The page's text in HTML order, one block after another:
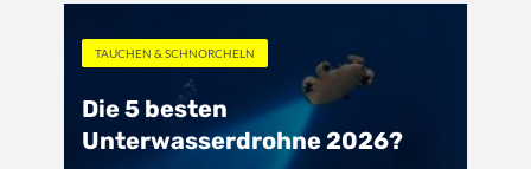
TAUCHEN & SCHNORCHELN
Die 5 besten
Unterwasserdrohne 2026?